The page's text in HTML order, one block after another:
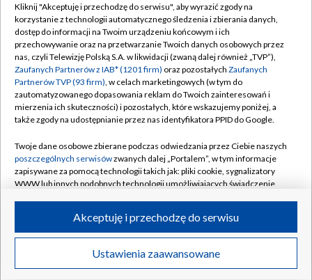
TVP
Abonament TVP
Emisja w TVP
Centrum informacji TVP
Naziemna Telewizja Cyfrowa
Rada Programowa
System NOS
Informacje o nadawcy
Program dla prasy
Ogłoszenie przetargowe
Regulamin TVP
Polityka prywatności
Moje zgody
Pomoc
Kontakt
Kanały
©2026 Telewizja Polska S.A. w likwidacji
Kliknij "Akceptuję i przechodzę do serwisu", aby wyrazić zgody na
korzystanie z technologii automatycznego śledzenia i zbierania danych,
dostęp do informacji na Twoim urządzeniu końcowym i ich
przechowywanie oraz na przetwarzanie Twoich danych osobowych przez
nas, czyli Telewizję Polską S.A. w likwidacji (zwaną dalej również „TVP”),
Zaufanych Partnerów z IAB* (1201 firm) oraz pozostałych Zaufanych
Partnerów TVP (93 firm), w celach marketingowych (w tym do
zautomatyzowanego dopasowania reklam do Twoich zainteresowań i
mierzenia ich skuteczności) i pozostałych, które wskazujemy poniżej, a
także zgody na udostępnianie przez nas identyfikatora PPID do Google.
Twoje dane osobowe zbierane podczas odwiedzania przez Ciebie naszych
poszczególnych serwisówzwanych dalej „Portalem”, w tym informacje
zapisywane za pomocą technologii takich jak: pliki cookie, sygnalizatory
WWW lub innych podobnych technologii umożliwiających świadczenie
ruchu w Internecie.
Twoje dane osobowe zbierane podczas odwiedzania przez Ciebie
poszczególnych serwisówna Portalu, takie jak adresy IP, identyfikatory
Ustawienia zaawansowane
Akceptuję i przechodzę do serwisu